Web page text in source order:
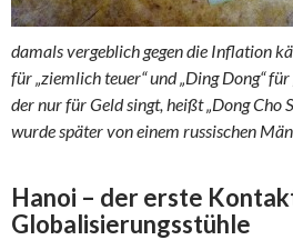
damals vergeblich gegen die Inflation
für „ziemlich teuer“ und „Ding Dong“
der nur für Geld singt, heißt „Dong Cho
wurde später von einem russischen
Hanoi – der erste
Globalisierungsstühle